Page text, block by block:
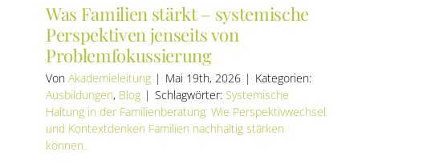
Was Familien stärkt – systemische
Perspektiven jenseits von
Problemfokussierung
Von Akademieleitung | Mai 19th, 2026 | Kategorien:
Ausbildungen, Blog | Schlagwörter: Systemische
Haltung in der Familienberatung: Wie Perspektivwechsel
und Kontextdenken Familien nachhaltig stärken
können.